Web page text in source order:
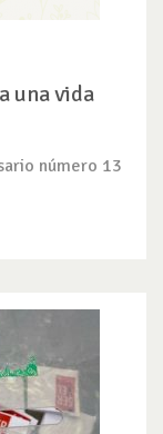
una vida
número 13